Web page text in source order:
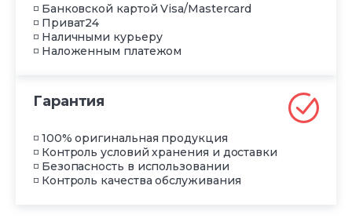
◽ Банковской картой Visa/Mastercard
◽ Приват24
◽ Наличными курьеру
◽ Наложенным платежом
Гарантия
◽ 100% оригинальная продукция
◽ Контроль условий хранения и доставки
◽ Безопасность в использовании
◽ Контроль качества обслуживания